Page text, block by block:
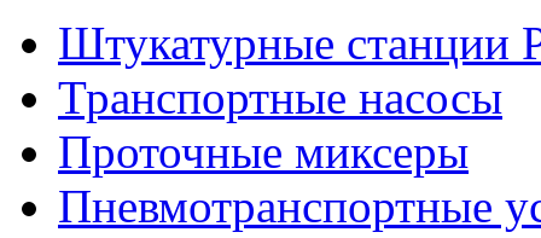
Штукатурные станции
Транспортные насосы
Проточные миксеры
Пневмотранспортные